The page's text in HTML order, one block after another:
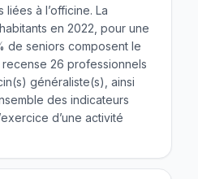
à l’officine. La
en 2022, pour une
de seniors composent le
26 professionnels
généraliste(s), ainsi
des indicateurs
d’une activité